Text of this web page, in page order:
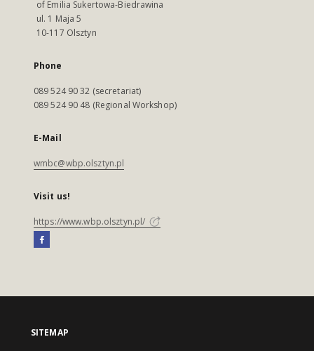
of Emilia Sukertowa-Biedrawina
ul. 1 Maja 5
10-117 Olsztyn
Phone
089 524 90 32 (secretariat)
089 524 90 48 (Regional Workshop)
E-Mail
wmbc@wbp.olsztyn.pl
Visit us!
https://www.wbp.olsztyn.pl/
SITEMAP